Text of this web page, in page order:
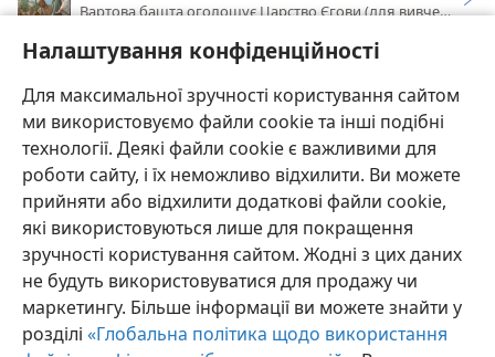
Налаштування конфіденційності
Для максимальної зручності користування сайтом
ми використовуємо файли cookie та інші подібні
технології. Деякі файли cookie є важливими для
роботи сайту, і їх неможливо відхилити. Ви можете
прийняти або відхилити додаткові файли cookie,
які використовуються лише для покращення
зручності користування сайтом. Жодні з цих даних
не будуть використовуватися для продажу чи
маркетингу. Більше інформації ви можете знайти у
розділі «Глобальна політика щодо використання
Вартова башта оголошує Царство Єгови (для вивчення) —
Що ви можете зробити?
Пробудись! — 1983
Українська Налаштування
Copyright © 2026 Watch Tower Bible and Tract Society of Pennsylvania
Умови використання
Політика конфіденційності
Параметри конфіденційності
JW.ORG Увійти